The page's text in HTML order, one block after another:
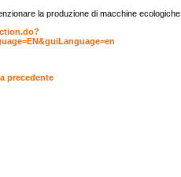
la produzione di macchine ecologiche
precedente